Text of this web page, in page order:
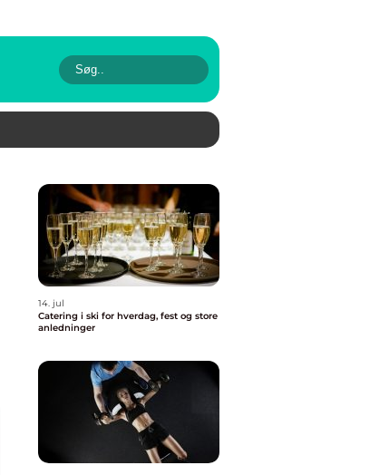
14. jul
Catering i ski for hverdag, fest og store
anledninger